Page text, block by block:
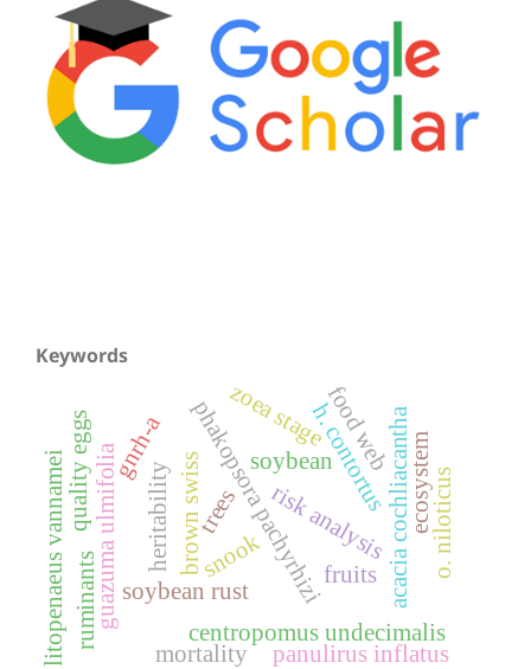
Keywords
phakopsora pachyrhizi
soybean
soybean rust
risk analysis
brown swiss
heritability
h. contortus
guazuma ulmifolia acacia cochliacantha
centropomus undecimalis
snook
gnrh-a
quality eggs
fruits
trees
ruminants
ecosystem
food web
panulirus inflatus
litopenaeus vannamei
zoea stage
mortality
o. niloticus